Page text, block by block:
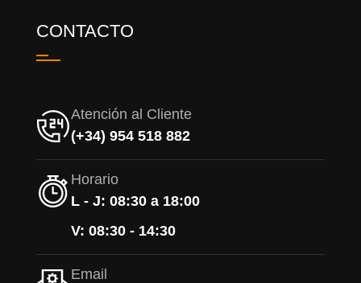
CONTACTO
Atención al Cliente
(+34) 954 518 882
Horario
L - J: 08:30 a 18:00
V: 08:30 - 14:30
Email